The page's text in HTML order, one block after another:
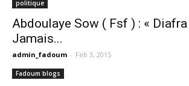
politique
Abdoulaye Sow ( Fsf ) : « Diafra
Jamais...
admin_fadoum - Feb 3, 2015
Fadoum blogs